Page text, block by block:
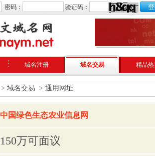
密码： 验证码：
域名注册 域名交易 精品
> 域名交易 > 通用网址
中国绿色生态农业信息网
150万可面议